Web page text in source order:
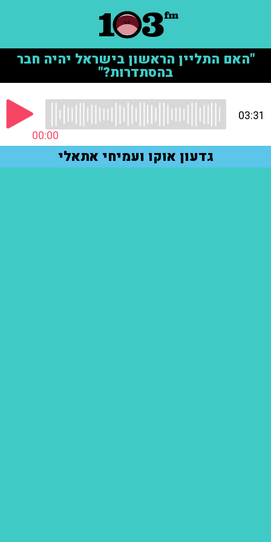
"האם התליין הראשון בישראל יהיה חבר
בהסתדרות?"
00:00
03:31
גדעון אוקו ועמיחי אתאלי